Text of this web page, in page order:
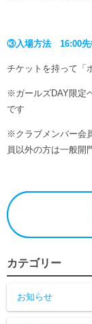
③入場方法 16:00先
チケットを持って「
※ガールズDAY限定
です
※クラブメンバー会
員以外の方は一般開
カテゴリー
お知らせ